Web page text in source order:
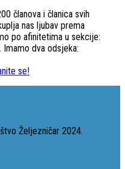
članova i članica svih
nas ljubav prema
po afinitetima u sekcije:
Imamo dva odsjeka:
se!
Željezničar 2024.